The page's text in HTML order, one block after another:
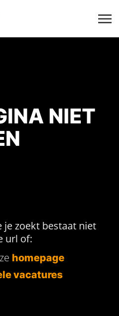
NIET
je zoekt bestaat niet
url of:
homepage
vacatures